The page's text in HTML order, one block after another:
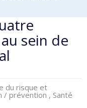
sein de
du risque et
/ prévention , Santé